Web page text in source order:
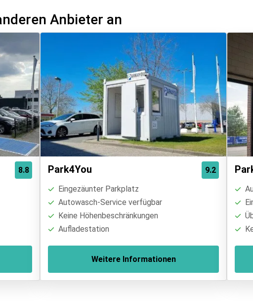
Anbieter an
8.8 9.2
Park4You
Eingezäunter Parkplatz
Autowasch-Service verfügbar
Keine Höhenbeschränkungen
Aufladestation
Weitere Informationen